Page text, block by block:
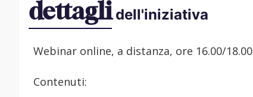
dettagli dell'iniziativa
Webinar online, a distanza, ore 16.00/18.00
Contenuti: